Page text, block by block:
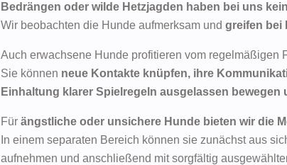
Bedrängen oder wilde Hetzjagden haben bei uns
Wir beobachten die Hunde aufmerksam undgreifen bei
Auch erwachsene Hunde profitieren vom regelmäßigen
Sie können neue Kontakte knüpfen, ihre
Einhaltung klarer Spielregeln ausgelassen bewegen
Fürängstliche oder unsichere Hunde bieten wir die
In einem separaten Bereich können sie zunächst aus
aufnehmen und anschließend mit sorgfältig